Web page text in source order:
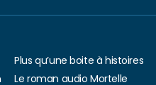
Plus qu’une boite à histoires
Le roman audio Mortelle